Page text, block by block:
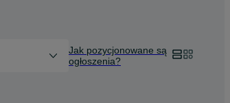
Jak pozycjonowane są
ogłoszenia?